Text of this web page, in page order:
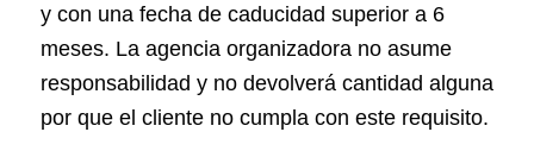
y con una fecha de caducidad superior a 6
meses. La agencia organizadora no asume
responsabilidad y no devolverá cantidad alguna
por que el cliente no cumpla con este requisito.